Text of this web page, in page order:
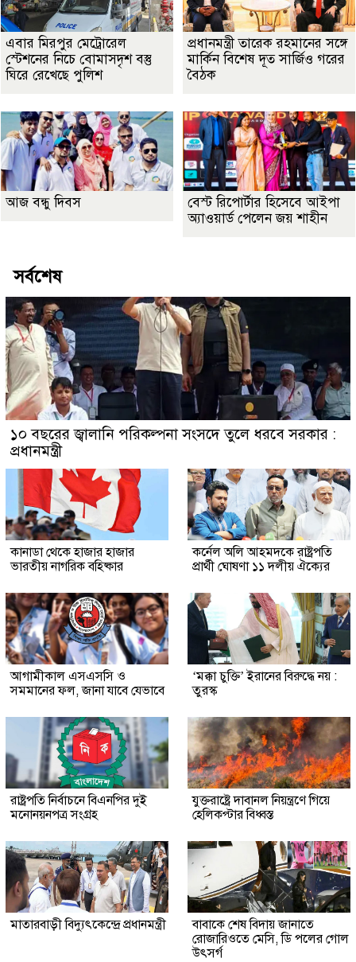
এবার মিরপুর মেট্রোরেল
স্টেশনের নিচে বোমাসদৃশ বস্তু
ঘিরে রেখেছে পুলিশ
প্রধানমন্ত্রী তারেক রহমানের সঙ্গে
মার্কিন বিশেষ দূত সার্জিও গরের
বৈঠক
আজ বন্ধু দিবস
বেস্ট রিপোর্টার হিসেবে আইপা
অ্যাওয়ার্ড পেলেন জয় শাহীন
সর্বশেষ
১০ বছরের জ্বালানি পরিকল্পনা সংসদে তুলে ধরবে সরকার :
প্রধানমন্ত্রী
কানাডা থেকে হাজার হাজার
ভারতীয় নাগরিক বহিষ্কার
কর্নেল অলি আহমদকে রাষ্ট্রপতি
প্রার্থী ঘোষণা ১১ দলীয় ঐক্যের
আগামীকাল এসএসসি ও
সমমানের ফল, জানা যাবে যেভাবে
‘মক্কা চুক্তি’ ইরানের বিরুদ্ধে নয় :
তুরস্ক
রাষ্ট্রপতি নির্বাচনে বিএনপির দুই
মনোনয়নপত্র সংগ্রহ
যুক্তরাষ্ট্রে দাবানল নিয়ন্ত্রণে গিয়ে
হেলিকপ্টার বিধ্বস্ত
মাতারবাড়ী বিদ্যুৎকেন্দ্রে প্রধানমন্ত্রী
বাবাকে শেষ বিদায় জানাতে
রোজারিওতে মেসি, ডি পলের গোল
উৎসর্গ